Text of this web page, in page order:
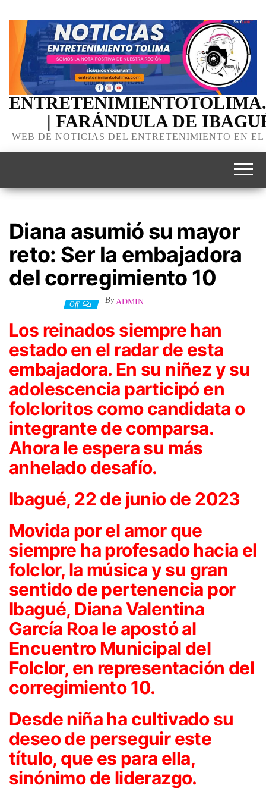
| FARÁNDULA DE
WEB DE NOTICIAS DEL ENTRETENIMIENTO EN
Diana asumió su mayor
reto: Ser la embajadora
del corregimiento 10
Off By ADMIN
Los reinados siempre han
estado en el radar de esta
embajadora. En su niñez y su
adolescencia participó en
folcloritos como candidata o
integrante de comparsa.
Ahora le espera su más
anhelado desafío.
Ibagué, 22 de junio de 2023
Movida por el amor que
siempre ha profesado hacia el
folclor, la música y su gran
sentido de pertenencia por
Ibagué, Diana Valentina
García Roa le apostó al
Encuentro Municipal del
Folclor, en representación del
corregimiento 10.
Desde niña ha cultivado su
deseo de perseguir este
título, que es para ella,
sinónimo de liderazgo.